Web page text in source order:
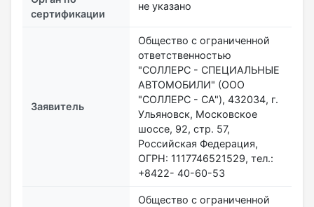
сертификации
не указано
Заявитель
Общество с ограниченной
ответственностью
"СОЛЛЕРС - СПЕЦИАЛЬНЫЕ
АВТОМОБИЛИ" (ООО
"СОЛЛЕРС - СА"), 432034, г.
Ульяновск, Московское
шоссе, 92, стр. 57,
Российская Федерация,
ОГРН: 1117746521529, тел.:
+8422- 40-60-53
Общество с ограниченной